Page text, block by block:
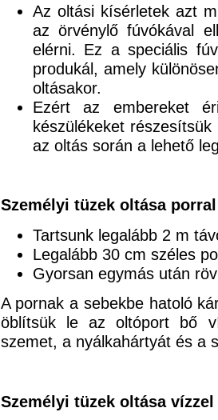
Az oltási kísérletek azt
az örvénylő fúvókával
elérni. Ez a speciális
produkál, amely
oltásakor.
Ezért az embereket
készülékeket
az oltás során a lehető
Személyi tüzek oltása
Tartsunk legalább 2 m
Legalább 30 cm széles
Gyorsan egymás után
A pornak a sebekbe hatoló
öblítsük le az oltóport bő
szemet, a nyálkahártyát és a
Személyi tüzek oltása